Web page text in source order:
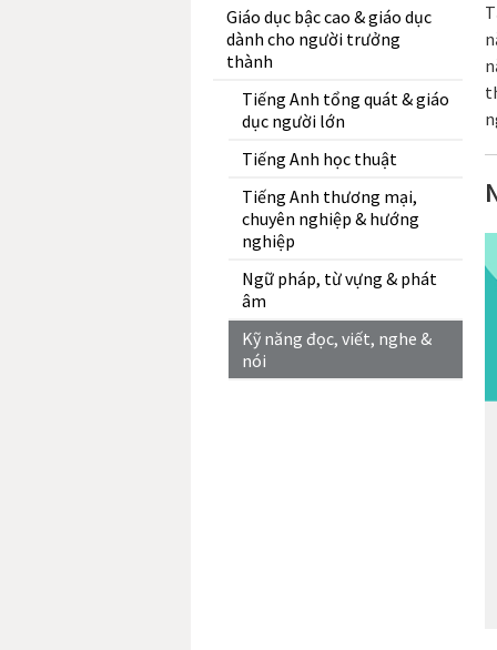
Giáo dục bậc cao & giáo dục
dành cho người trưởng
thành
Tiếng Anh tổng quát & giáo
dục người lớn
Tiếng Anh học thuật
Tiếng Anh thương mại,
chuyên nghiệp & hướng
nghiệp
Ngữ pháp, từ vựng & phát
âm
Kỹ năng đọc, viết, nghe &
nói